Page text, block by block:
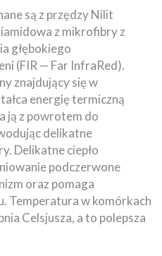
są z przędzy Nilit
z mikrofibry z
głębokiego
(FIR — Far InfraRed).
znajdujący się w
energię termiczną
ją z powrotem do
delikatne
Delikatne ciepło
podczerwone
oraz pomaga
Temperatura w komórkach
Celsjusza, a to polepsza